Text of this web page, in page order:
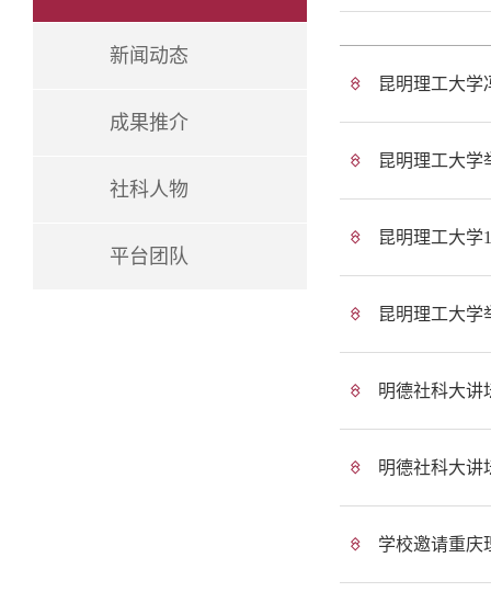
新闻动态
成果推介
社科人物
平台团队
昆明理工大学
昆明理工大学
昆明理工大学
昆明理工大学
明德社科大讲
明德社科大讲
学校邀请重庆